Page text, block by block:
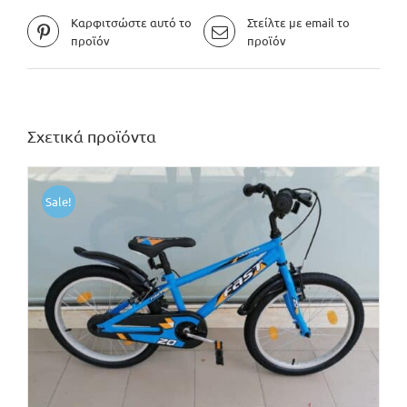
Καρφιτσώστε αυτό το
προϊόν
Στείλτε με email το
προϊόν
Σχετικά προϊόντα
Sale!